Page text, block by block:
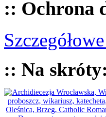
:: Ochrona
:: Na skróty: